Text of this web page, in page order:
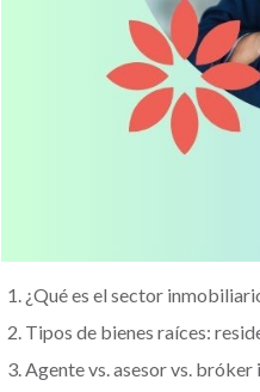
¿Qué es el sector
Tipos de bienes raíces:
Agente vs. asesor vs.